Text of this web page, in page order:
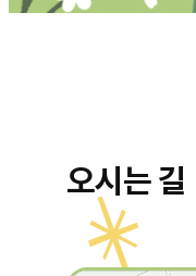
오시는 길